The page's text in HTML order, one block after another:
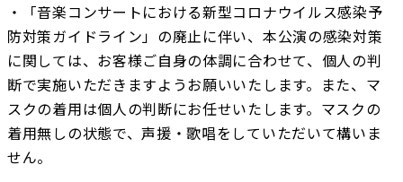
・「音楽コンサートにおける新型コロナウイルス感染予
防対策ガイドライン」の廃止に伴い、本公演の感染対策
に関しては、お客様ご自身の体調に合わせて、個人の判
断で実施いただきますようお願いいたします。また、マ
スクの着用は個人の判断にお任せいたします。マスクの
着用無しの状態で、声援・歌唱をしていただいて構いま
せん。